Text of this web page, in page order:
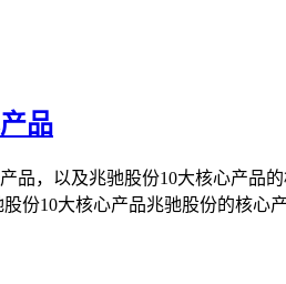
品
品，以及兆驰股份10大核心产
份10大核心产品兆驰股份的核